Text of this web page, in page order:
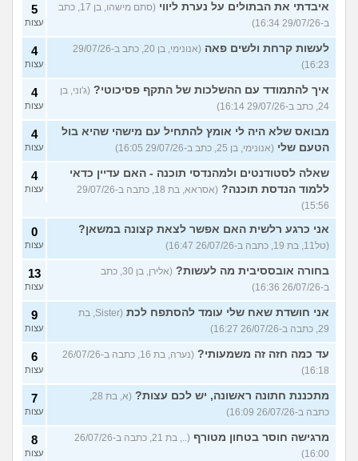
איבדתי את הבתולים על נערת ליווי
(סתם מישהו, בן 17, כתב
ב-29/07/26 16:34)
5
עצות
לעשות קרחת ולשים פאה
(אנונימי, בן 20, כתב ב-29/07/26
16:23)
4
עצות
איך להתמודד עם ההשלכות של התקף פסיכוטי? (ג'וני, בן
24, כתב ב-29/07/26 16:14)
4
עצות
מבואס שלא היה לי אומץ להתחיל עם מישהי שהיא בול
הטעם שלי (אנונימי, בן 25, כתב ב-29/07/26 16:05)
4
עצות
שאלה לסטודנטים ולמהנדסי תוכנה - האם עדיין כדאי
ללמוד הנדסת תוכנה?
(אסראא, בת 18, כתבה ב-29/07/26
15:56)
4
עצות
אני כרגע רלשית האם אפשר לצאת קצונה במשאן?
(טל11, בת 19, כתבה ב-26/07/26 16:47)
0
עצות
בחורה אובססיבית מה לעשות?
(אלירן, בן 30, כתב
ב-26/07/26 16:36)
13
עצות
אני חושדת שאח שלי עומד להסתפח לכת
(Sister, בת
29, כתבה ב-26/07/26 16:27)
9
עצות
עד כמה חזה זה משמעותי?
(נערה, בת 16, כתבה ב-26/07/26
16:18)
6
עצות
מתכננת חתונה ראשונה, יש לכם עצות?
(א, בת 28,
כתבה ב-26/07/26 16:09)
7
עצות
מרגישה חוסר בטחון מטורף
(.., בת 21, כתבה ב-26/07/26
16:00)
8
עצות